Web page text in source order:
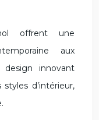
offrent une
aux
design innovant
d’intérieur,